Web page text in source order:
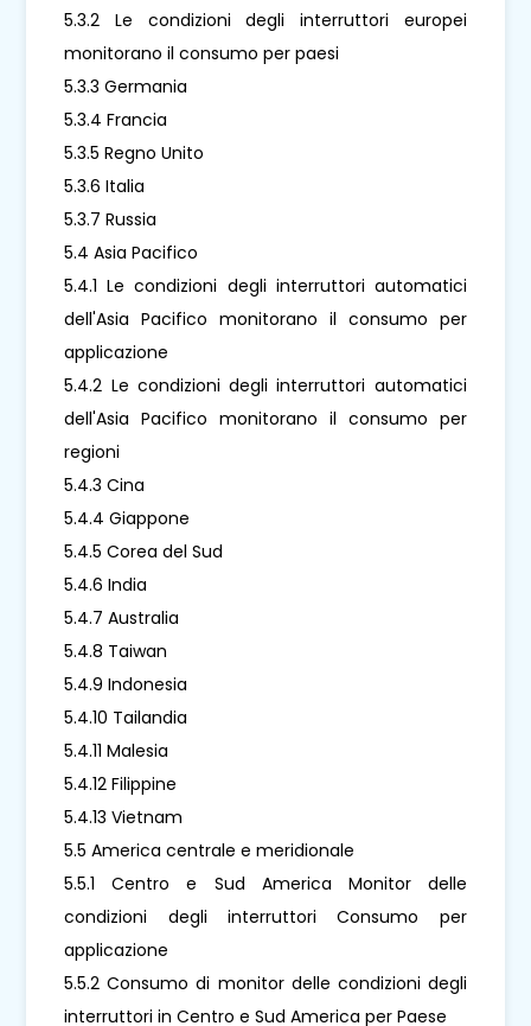
5.3.2 Le condizioni degli interruttori europei
monitorano il consumo per paesi
5.3.3 Germania
5.3.4 Francia
5.3.5 Regno Unito
5.3.6 Italia
5.3.7 Russia
5.4 Asia Pacifico
5.4.1 Le condizioni degli interruttori automatici
dell'Asia Pacifico monitorano il consumo per
applicazione
5.4.2 Le condizioni degli interruttori automatici
dell'Asia Pacifico monitorano il consumo per
regioni
5.4.3 Cina
5.4.4 Giappone
5.4.5 Corea del Sud
5.4.6 India
5.4.7 Australia
5.4.8 Taiwan
5.4.9 Indonesia
5.4.10 Tailandia
5.4.11 Malesia
5.4.12 Filippine
5.4.13 Vietnam
5.5 America centrale e meridionale
5.5.1 Centro e Sud America Monitor delle
condizioni degli interruttori Consumo per
applicazione
5.5.2 Consumo di monitor delle condizioni degli
interruttori in Centro e Sud America per Paese